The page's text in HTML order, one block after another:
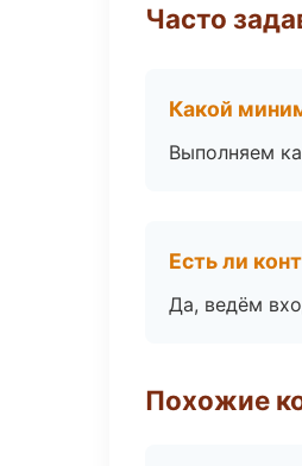
Часто
Какой
Выполняем
Есть ли
Да, ведём
Похожие